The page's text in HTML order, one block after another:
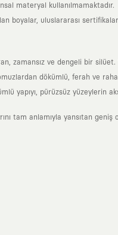
materyal kullanılmamaktadır.
boyalar, uluslararası
zamansız ve dengeli bir
dökümlü, ferah ve
yapıyı, pürüzsüz
tam anlamıyla yansıtan